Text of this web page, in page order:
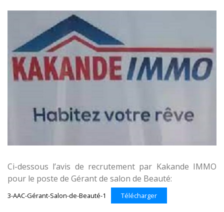
Ci-dessous l’avis de recrutement par Kakande IMMO
pour le poste de Gérant de salon de Beauté:
3-AAC-Gérant-Salon-de-Beauté-1 Télécharger